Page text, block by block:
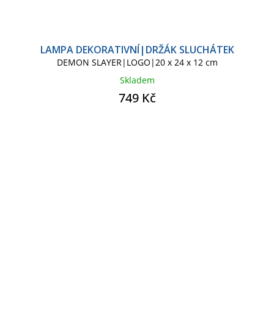
LAMPA DEKORATIVNÍ|DRŽÁK SLUCHÁTEK
DEMON SLAYER|LOGO|20 x 24 x 12 cm
Skladem
749 Kč